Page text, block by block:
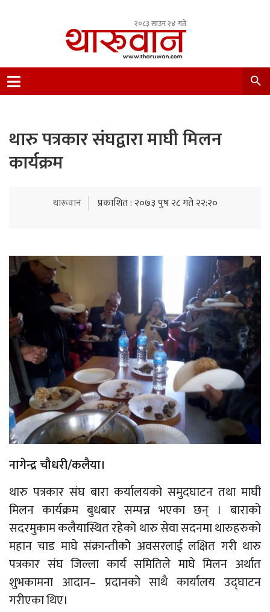
२०८३ साउन २४ गते
Nepal.
थारु पत्रकार संघद्वारा माघी मिलन
कार्यक्रम
थारूवान प्रकाशित : २०७३ पुष २८ गते २२:२०
नागेन्द्र चौधरी/कलैया।
थारु पत्रकार संघ बारा कर्यालयको समुदघाटन तथा माघी
मिलन कार्यक्रम बुधबार सम्पन्न भएका छन् । बाराको
सदरमुकाम कलैयास्थित रहेको थारु सेवा सदनमा थारुहरुको
महान चाड माघे संक्रान्तीकोे अवसरलाई लक्षित गरी थारु
पत्रकार संघ जिल्ला कार्य समितिले माघे मिलन अर्थात
शुभकामना आदान– प्रदानको साथै कार्यालय उद्घाटन
गरीएका थिए।